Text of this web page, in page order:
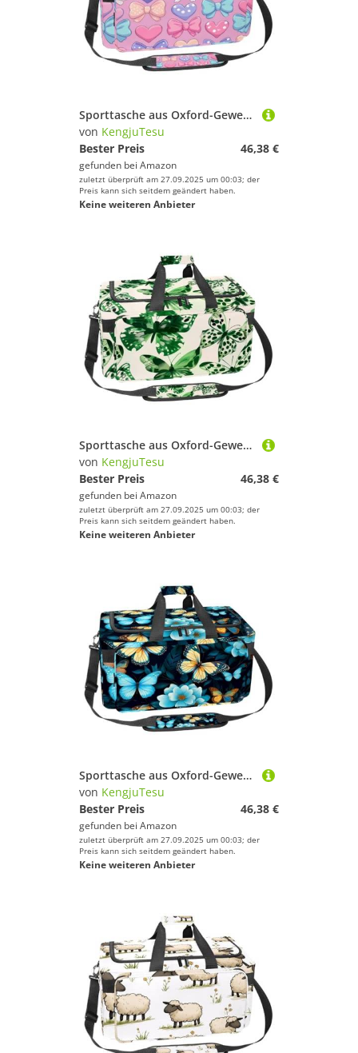
Sportausrüstung!
Sporttasche aus Oxford-Gewebe, mit abnehmbarem Schultergurt, Trainings-Handtasche, Übernachtungstasche für Damen und Herren, Herzen und rosa Schleife, Mehrfarbig 12, Einheitsgröße, Handgepäck
von KengjuTesu
Bester Preis
46,38 €
gefunden bei Amazon
zuletzt überprüft am 27.09.2025 um 00:03; der
Preis kann sich seitdem geändert haben.
Keine weiteren Anbieter
Sporttasche aus Oxford-Gewebe, mit abnehmbarem Schultergurt, Trainings-Handtasche, Übernachtungstasche für Damen und Herren, Gelb, Mehrfarbig 10, Einheitsgröße, Handgepäck
von KengjuTesu
Bester Preis
46,38 €
gefunden bei Amazon
zuletzt überprüft am 27.09.2025 um 00:03; der
Preis kann sich seitdem geändert haben.
Keine weiteren Anbieter
Sporttasche aus Oxford-Gewebe, mit abnehmbarem Schultergurt, Trainings-Handtasche, Übernachtungstasche für Damen und Herren, ausgefallener farbiger Schmetterling B, Mehrfarbig 13, Einheitsgröße
von KengjuTesu
Bester Preis
46,38 €
gefunden bei Amazon
zuletzt überprüft am 27.09.2025 um 00:03; der
Preis kann sich seitdem geändert haben.
Keine weiteren Anbieter